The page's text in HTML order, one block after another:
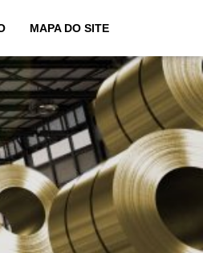
MAPA DO SITE